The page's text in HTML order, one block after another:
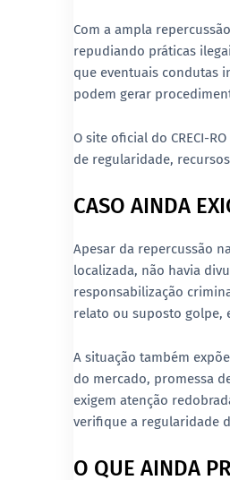
Com a ampla
repudiando práticas
que eventuais condutas
podem gerar
O site oficial do CRECI-
de regularidade,
CASO AINDA
Apesar da repercussão
localizada, não havia
responsabilização
relato ou suposto golpe,
A situação também
do mercado, promessa
exigem atenção
verifique a regularidade
O QUE AINDA